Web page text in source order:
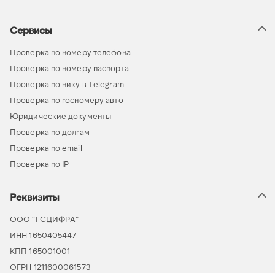
Сервисы
Проверка по номеру телефона
Проверка по номеру паспорта
Проверка по нику в Telegram
Проверка по госномеру авто
Юридические документы
Проверка по долгам
Проверка по email
Проверка по IP
Реквизиты
ООО “ГСЦИФРА”
ИНН 1650405447
КПП 165001001
ОГРН 1211600061573